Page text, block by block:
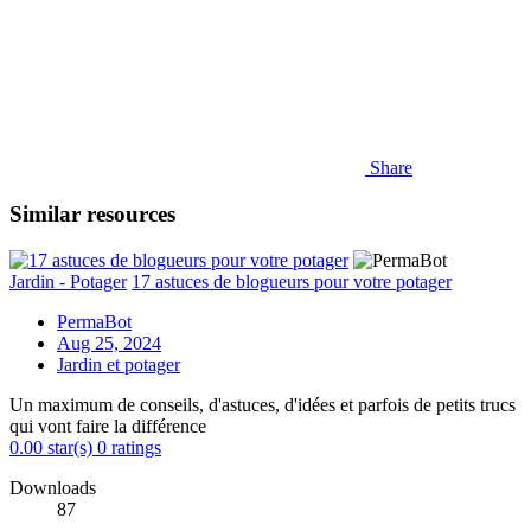
Share
Similar resources
Jardin - Potager 17 astuces de blogueurs pour votre potager
PermaBot
Aug 25, 2024
Jardin et potager
Un maximum de conseils, d'astuces, d'idées et parfois de petits trucs
qui vont faire la différence
0.00 star(s) 0 ratings
Downloads
87